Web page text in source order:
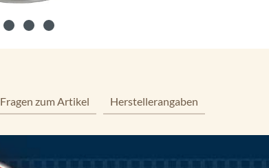
Fragen zum Artikel Herstellerangaben